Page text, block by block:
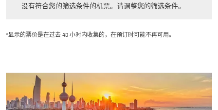
没有符合您的筛选条件的机票。请调整您的筛选条件。
*显示的票价是在过去 48 小时内收集的，在预订时可能不再可用。